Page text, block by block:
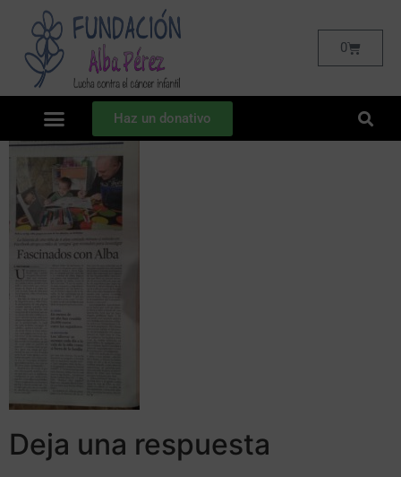
0
Haz un donativo
Deja una respuesta